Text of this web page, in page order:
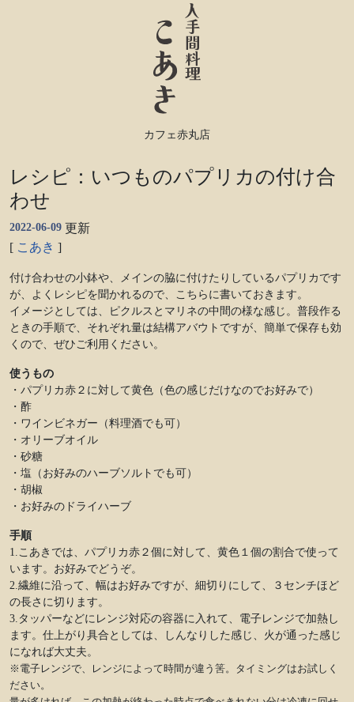
カフェ赤丸店
レシピ：いつものパプリカの付け合
わせ
2022-06-09 更新
[ こあき ]
付け合わせの小鉢や、メインの脇に付けたりしているパプリカです
が、よくレシピを聞かれるので、こちらに書いておきます。
イメージとしては、ピクルスとマリネの中間の様な感じ。普段作る
ときの手順で、それぞれ量は結構アバウトですが、簡単で保存も効
くので、ぜひご利用ください。
使うもの
・パプリカ赤２に対して黄色（色の感じだけなのでお好みで）
・酢
・ワインビネガー（料理酒でも可）
・オリーブオイル
・砂糖
・塩（お好みのハーブソルトでも可）
・胡椒
・お好みのドライハーブ
手順
1.こあきでは、パプリカ赤２個に対して、黄色１個の割合で使って
います。お好みでどうぞ。
2.繊維に沿って、幅はお好みですが、細切りにして、３センチほど
の長さに切ります。
3.タッパーなどにレンジ対応の容器に入れて、電子レンジで加熱し
ます。仕上がり具合としては、しんなりした感じ、火が通った感じ
になれば大丈夫。
※電子レンジで、レンジによって時間が違う筈。タイミングはお試しく
ださい。